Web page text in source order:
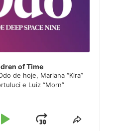
of Time
de hoje, Mariana “Kira”
e Luiz “Morn”
Play
JumpShare